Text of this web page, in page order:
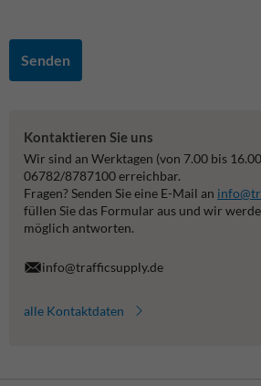
Senden
Kontaktieren Sie uns
Wir sind an Werktagen (von 7.00 bis
06782/8787100 erreichbar.
Fragen? Senden Sie eine E-Mail an
füllen Sie das Formular aus und wir
möglich antworten.
info@trafficsupply.de
alle Kontaktdaten